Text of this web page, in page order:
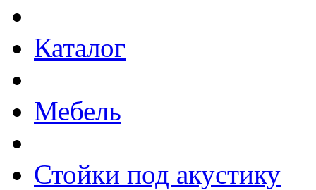
Каталог
Мебель
Стойки под акустику